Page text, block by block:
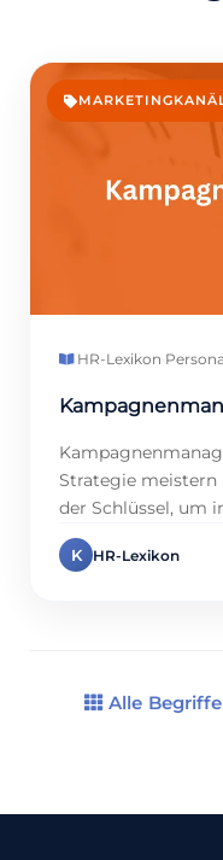
HR-Lexikon·
Strategie
der Schlüssel, um
gewinnen, weil es
kreativen Kanälen
Eintrag zeigen wir
K HR-Lexikon
Alle